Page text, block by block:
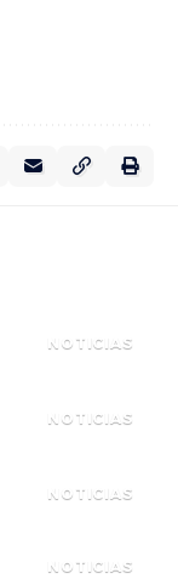
NOTICIAS
NOTICIAS
NOTICIAS
NOTICIAS